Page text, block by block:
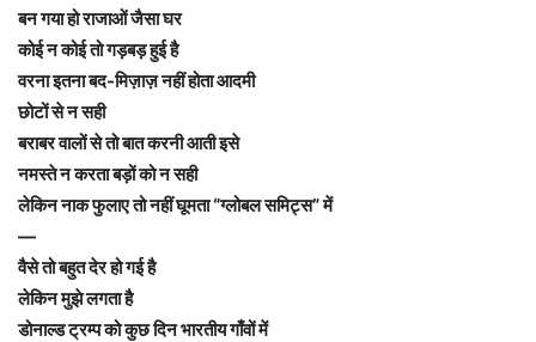
बन गया हो राजाओं जैसा घर
कोई न कोई तो गड़बड़ हुई है
वरना इतना बद-मिज़ाज़ नहीं होता आदमी
छोटों से न सही
बराबर वालों से तो बात करनी आती इसे
नमस्ते न करता बड़ों को न सही
लेकिन नाक फुलाए तो नहीं घूमता “ग्लोबल समिट्स” में
—
वैसे तो बहुत देर हो गई है
लेकिन मुझे लगता है
डोनाल्ड ट्रम्प को कुछ दिन भारतीय गाँवों में